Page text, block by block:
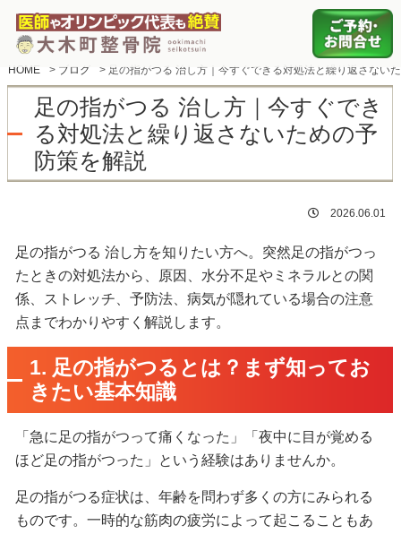
HOME > ブログ > 足の指がつる 治し方｜今すぐできる対処法と繰り返さない
足の指がつる 治し方｜今すぐでき
る対処法と繰り返さないための予
防策を解説
2026.06.01
足の指がつる 治し方を知りたい方へ。突然足の指がつっ
たときの対処法から、原因、水分不足やミネラルとの関
係、ストレッチ、予防法、病気が隠れている場合の注意
点までわかりやすく解説します。
1. 足の指がつるとは？まず知ってお
きたい基本知識
「急に足の指がつって痛くなった」「夜中に目が覚める
ほど足の指がつった」という経験はありませんか。
足の指がつる症状は、年齢を問わず多くの方にみられる
ものです。一時的な筋肉の疲労によって起こることもあ